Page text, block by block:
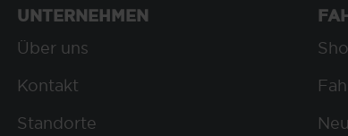
UNTERNEHMEN
Über uns
Kontakt
Standorte